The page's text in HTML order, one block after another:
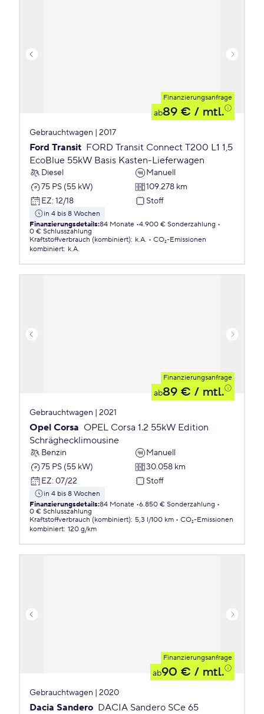
Finanzierungsanfrage
ab89 € / mtl.
Gebrauchtwagen | 2017
Ford Transit FORD Transit Connect T200 L1 1,5
EcoBlue 55kW Basis Kasten-Lieferwagen
Diesel
Manuell
75 PS (55 kW)
109.278 km
EZ: 12/18 Stoff
in 4 bis 8 Wochen
Finanzierungsdetails:84 Monate 4.900 € Sonderzahlung
0 € Schlusszahlung
Kraftstoffverbrauch (kombiniert): k.A.
CO₂-Emissionen
kombiniert: k.A.
Finanzierungsanfrage
ab89 € / mtl.
Gebrauchtwagen | 2021
Opel Corsa OPEL Corsa 1.2 55kW Edition
Schräghecklimousine
Benzin
Manuell
75 PS (55 kW)
30.058 km
EZ: 07/22 Stoff
in 4 bis 8 Wochen
Finanzierungsdetails:84 Monate 6.850 € Sonderzahlung
0 € Schlusszahlung
Kraftstoffverbrauch (kombiniert): 5,3 l/100 km
CO₂-Emissionen
kombiniert: 120 g/km
Finanzierungsanfrage
ab90 € / mtl.
Gebrauchtwagen | 2020
Dacia Sandero DACIA Sandero SCe 65